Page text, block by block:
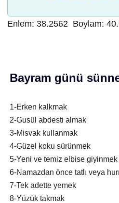
Enlem: 38.2562 Boylam:
Bayram günü
1-Erken kalkmak
2-Gusül abdesti almak
3-Misvak kullanmak
4-Güzel koku sürünmek
5-Yeni ve temiz elbise giyinmek
6-Namazdan önce tatlı veya
7-Tek adette yemek
8-Yüzük takmak